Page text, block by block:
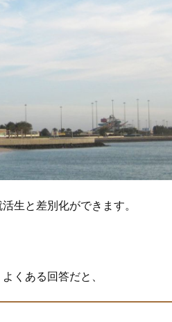
生と差別化ができます。
くある回答だと、